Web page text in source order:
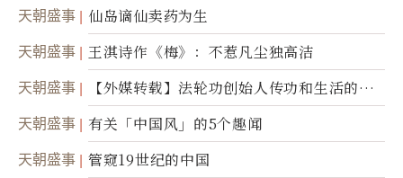
天朝盛事 仙岛谪仙卖药为生
天朝盛事 王淇诗作《梅》：不惹凡尘独高洁
天朝盛事
【外媒转载】法轮功创始人传功和生活的故
事
天朝盛事 有关「中国风」的5个趣闻
天朝盛事 管窥19世纪的中国